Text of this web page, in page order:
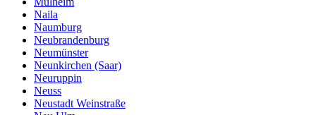
Naila
Naumburg
Neubrandenburg
Neumünster
Neunkirchen (Saar)
Neuruppin
Neuss
Neustadt Weinstraße